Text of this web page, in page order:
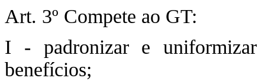
Art. 3º Compete ao GT:
I - padronizar e uniformizar
benefícios;